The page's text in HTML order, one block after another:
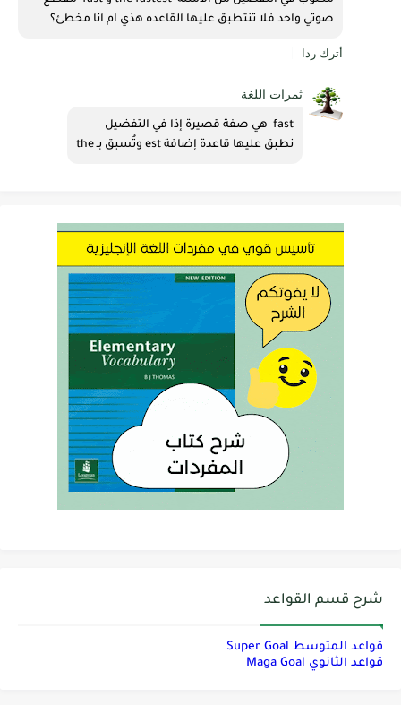
صوتي واحد فلا تنتطبق عليها القاعده هذي ام انا مخطئ؟
أترك ردا
ثمرات اللغة
fast  هي صفة قصيرة إذا في التفضيل
نطبق عليها قاعدة إضافة est وتُسبق بـ the
شرح قسم القواعد
قواعد المتوسط Super Goal
قواعد الثانوي Maga Goal